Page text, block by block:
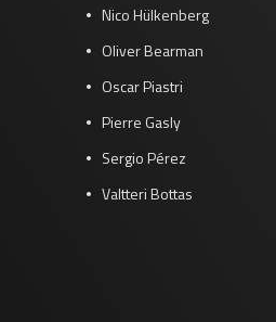
Nico Hülkenberg
Oliver Bearman
Oscar Piastri
Pierre Gasly
Sergio Pérez
Valtteri Bottas